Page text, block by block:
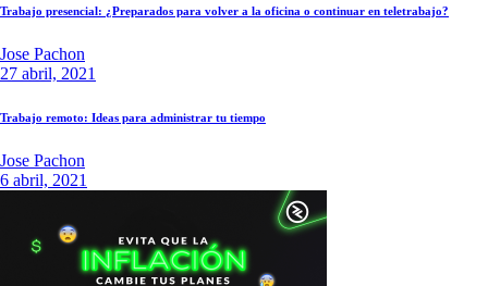
Trabajo presencial: ¿Preparados para volver a la oficina o continuar en teletrabajo?
Jose Pachon
27 abril, 2021
Trabajo remoto: Ideas para administrar tu tiempo
Jose Pachon
6 abril, 2021